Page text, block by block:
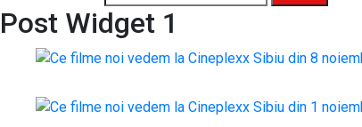
for:
Post Widget 1